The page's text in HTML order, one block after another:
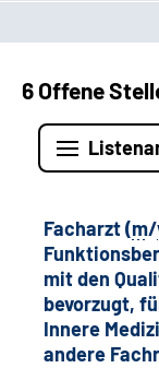
6 Offene
Facharzt (m/
mit den
bevorzugt,
Innere
andere